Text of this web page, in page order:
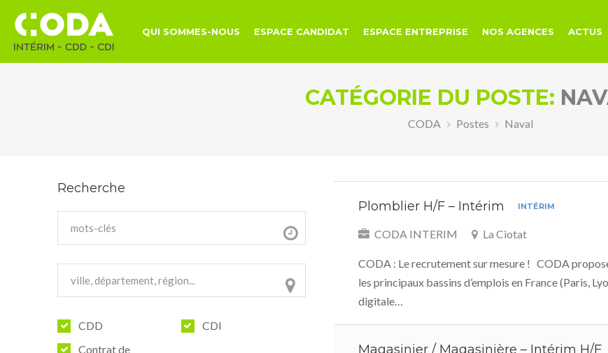
QUI SOMMES-NOUS ESPACE CANDIDAT ESPACE ENTREPRISE NOS AGENCES ACTUS
CATÉGORIE DU POSTE:
CODA Postes Naval
Recherche
CDD
CDI
Contrat de
Plomblier H/F – Intérim INTÉRIM
CODA INTERIM La Ciotat
CODA : Le recrutement sur mesure ! CODA
les principaux bassins d’emplois en France (Paris,
digitale…
Magasinier / Magasinière – Intérim H/F